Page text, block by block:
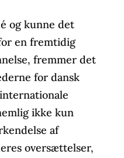
og kunne det
en fremtidig
fremmer det
for dansk
ikke kun
af
oversættelser,